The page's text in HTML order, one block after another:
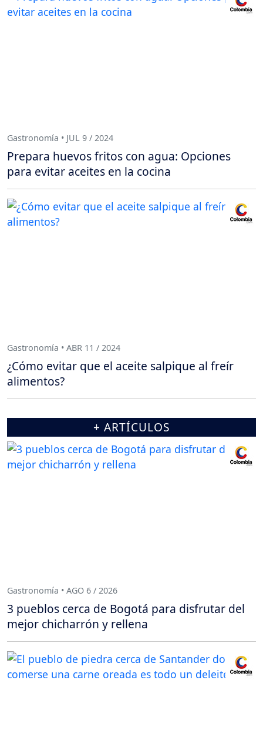
Gastronomía • JUL 9 / 2024
Prepara huevos fritos con agua: Opciones
para evitar aceites en la cocina
Gastronomía • ABR 11 / 2024
¿Cómo evitar que el aceite salpique al freír
alimentos?
+ ARTÍCULOS
Gastronomía • AGO 6 / 2026
3 pueblos cerca de Bogotá para disfrutar del
mejor chicharrón y rellena